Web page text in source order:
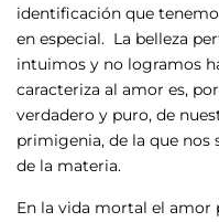
identificación que
en especial. La belleza
intuimos y no logramos
caracteriza al amor es,
verdadero y puro, de
primigenia, de la que nos
de la materia.
En la vida mortal el amor